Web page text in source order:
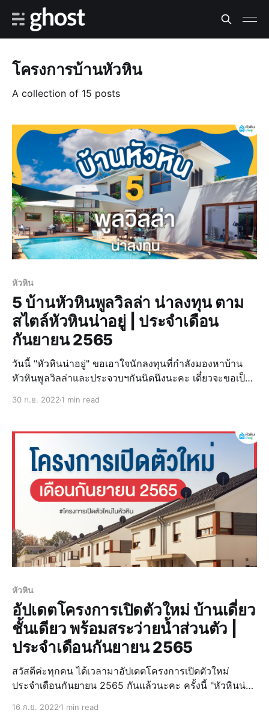
โครงการบ้านหัวหิน
A collection of 15 posts
หัวหิน
5 บ้านหัวหินพูลวิลล่า น่าลงทุน ตาม
สไตล์หัวหินน่าอยู่ | ประจำเดือน
กันยายน 2565
วันนี้ "หัวหินน่าอยู่" ขอเอาใจนักลงทุนที่กำลังมองหาบ้าน
หัวหินพูลวิลล่าและประจวบฯกันนิดนึงนะคะ เดี๋ยวจะขอเป็น
30 ก.ย. 2022 1 min read
หัวหิน
อัปเดตโครงการเปิดตัวใหม่ บ้านเดี่ยว
ชั้นเดียว พร้อมสระว่ายน้ำส่วนตัว |
ประจำเดือนกันยายน 2565
สวัสดีค่ะทุกคน ได้เวลามาอัปเดตโครงการเปิดตัวใหม่
ประจำเดือนกันยายน 2565 กันแล้วนะคะ ครั้งนี้ "หัวหินน่า
16 ก.ย. 2022 1 min read